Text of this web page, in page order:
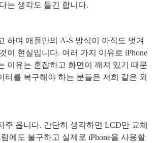
는 생각도 들긴 합니다.
하며 애플만의 A-S 방식이 아직도 벗겨
이 현실입니다. 여러 가지 이유로 iPhone
이유는 혼잡하고 화면이 깨져 있기 때문
터를 복구해야 하는 분들은 저희 같은 외
주 옵니다. 간단히 생각하면 LCD만 교체
럼에도 불구하고 실제로 iPhone을 사용할